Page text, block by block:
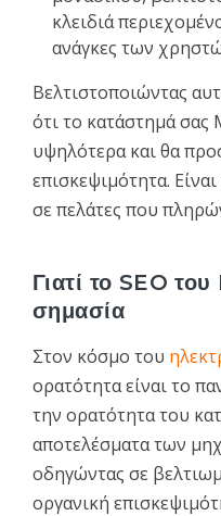
κλειδιά
ανάγκες των
Βελτιστοποιώντας
ότι το κατάστημά σας
υψηλότερα και θα
επισκεψιμότητα.
σε πελάτες που
Γιατί το SEO
σημασία
Στον κόσμο του
ορατότητα είναι το
την ορατότητα του
αποτελέσματα των
οδηγώντας σε
οργανική